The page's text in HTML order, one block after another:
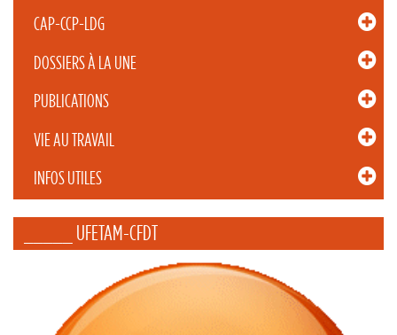
CAP-CCP-LDG
DOSSIERS À LA UNE
PUBLICATIONS
VIE AU TRAVAIL
INFOS UTILES
_____ UFETAM-CFDT